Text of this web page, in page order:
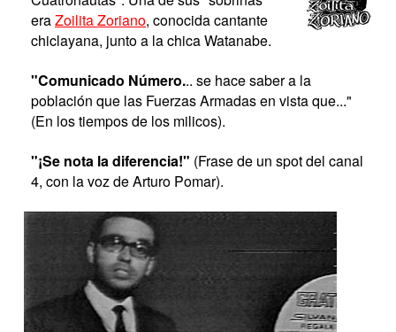
eraZoilita Zoriano, conocida cantante
chiclayana, junto a la chica Watanabe.
"Comunicado Número... se hace saber a la
población que las Fuerzas Armadas en vista que..."
(En los tiempos de los milicos).
"¡Se nota la diferencia!" (Frase de un spot del canal
4, con la voz de Arturo Pomar).